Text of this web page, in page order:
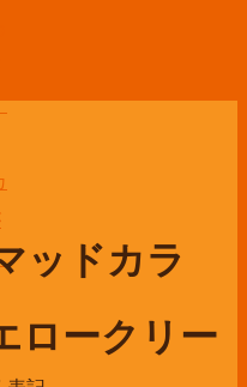
ドカラ
ークリー